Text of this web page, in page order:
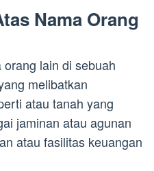
Nama Orang
lain di sebuah
melibatkan
atau tanah yang
jaminan atau agunan
atau fasilitas keuangan